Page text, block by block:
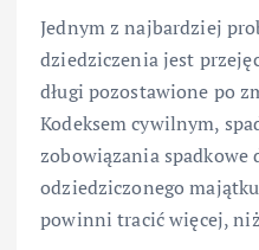
Jednym z najbardziej
dziedziczenia jest
długi pozostawione po
Kodeksem cywilnym,
zobowiązania spadkowe
odziedziczonego
powinni tracić więcej,